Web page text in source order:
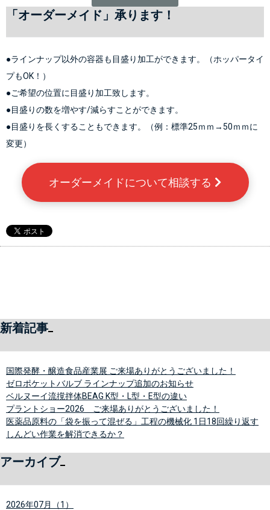
「オーダーメイド」承ります！
●ラインナップ以外の容器も目盛り加工ができます。（ホッパータイ
プもOK！）
●ご希望の位置に目盛り加工致します。
●目盛りの数を増やす/減らすことができます。
●目盛りを長くすることもできます。（例：標準25ｍｍ→50ｍｍに
変更）
オーダーメイドについて相談する
新着記事
国際発酵・醸造食品産業展 ご来場ありがとうございました！
ゼロポケットバルブ ラインナップ追加のお知らせ
ベルヌーイ流撹拌体BEAG K型・L型・E型の違い
プラントショー2026 ご来場ありがとうございました！
医薬品原料の「袋を振って混ぜる」工程の機械化 1日18回繰り返す
しんどい作業を解消できるか？
アーカイブ
2026年07月（1）